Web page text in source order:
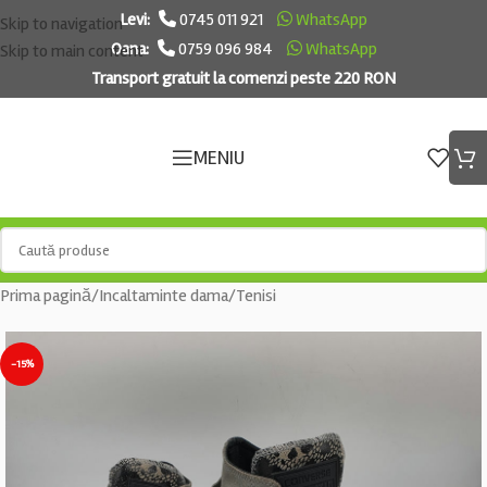
Skip to navigation
Skip to main content
Levi: 0745 011 921
WhatsApp
Oana:
0759 096 984
WhatsApp
Transport gratuit la comenzi peste 220 RON
MENIU
Prima pagină/Incaltaminte dama/Tenisi
-15%